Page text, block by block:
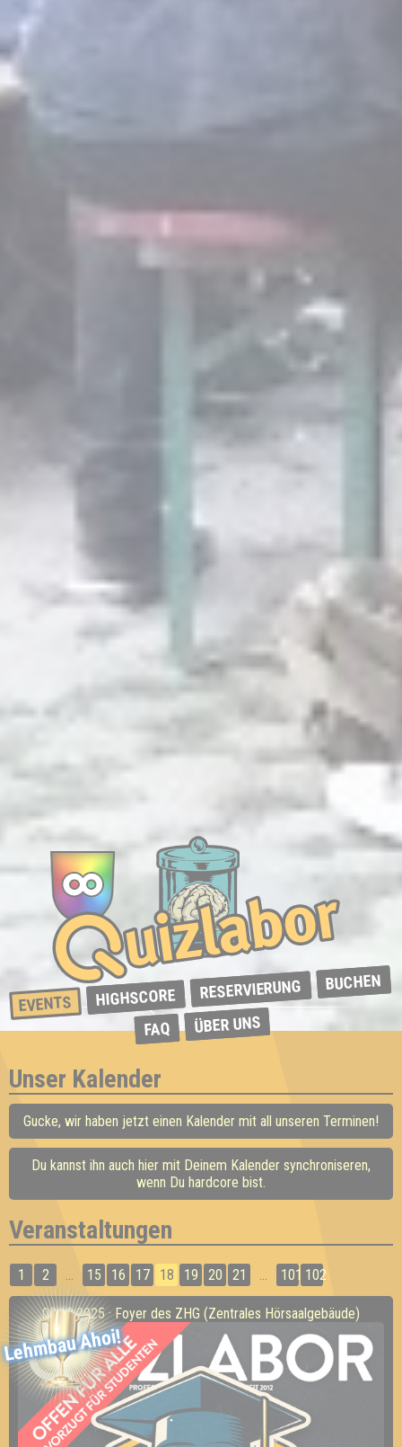
EVENTS HIGHSCORE RESERVIERUNG BUCHEN
FAQ ÜBER UNS
Unser Kalender
Gucke, wir haben jetzt einen Kalender mit all unseren Terminen!
Du kannst ihn auch hier mit Deinem Kalender synchroniseren,
wenn Du hardcore bist.
Veranstaltungen
1 2 ... 15 16 17 18 19 20 21 ... 101 102
Lehmbau Ahoi!
08.10.2025 · Foyer des ZHG (Zentrales Hörsaalgebäude)